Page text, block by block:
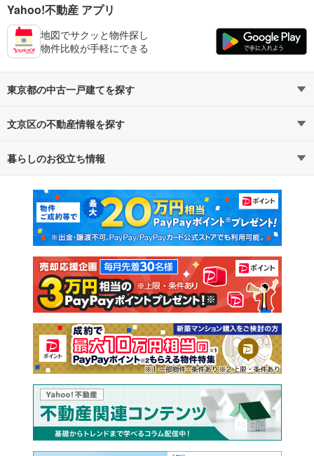
Yahoo!不動産 アプリ
地図でサクッと物件探し
物件比較が手軽にできる
東京都の中古一戸建てを探す
路線・駅から探す
通勤・通学時間から探す
文京区の不動産情報を探す
不動産・住宅
新築マンション 中古マンション
新築一戸建て 中古一戸建て
注文住宅 土地
売却査定
暮らしのお役立ち情報
マンションカタログ 教えて！住まいの先生